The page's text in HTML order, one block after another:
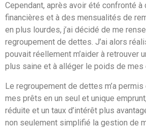
Cependant, après avoir été confronté
financières et à des mensualités de
en plus lourdes, j’ai décidé de me
regroupement de dettes. J’ai alors
pouvait réellement m’aider à retrouver
plus saine et à alléger le poids de mes
Le regroupement de dettes m’a
mes prêts en un seul et unique
réduite et un taux d’intérêt plus
non seulement simplifié la gestion de